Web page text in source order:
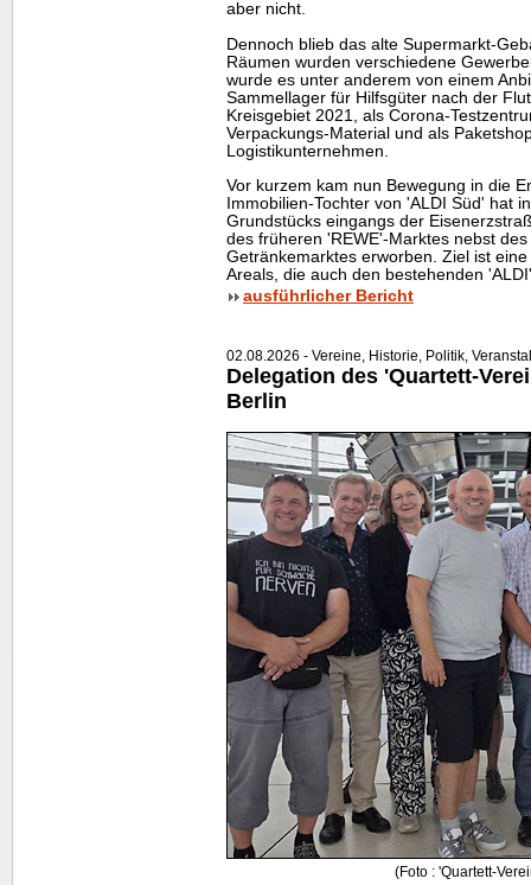
aber nicht.
Dennoch blieb das alte Supermarkt-
Räumen wurden verschiedene
wurde es unter anderem von einem
Sammellager für Hilfsgüter nach der
Kreisgebiet 2021, als Corona-
Verpackungs-Material und als
Logistikunternehmen.
Vor kurzem kam nun Bewegung in die
Immobilien-Tochter von 'ALDI Süd' hat
Grundstücks eingangs der
des früheren 'REWE'-Marktes nebst
Getränkemarktes erworben. Ziel ist
Areals, die auch den bestehenden
ausführlicher Bericht
02.08.2026 - Vereine, Historie, Politik,
Delegation des 'Quartett-
Berlin
(Foto : 'Quartett-